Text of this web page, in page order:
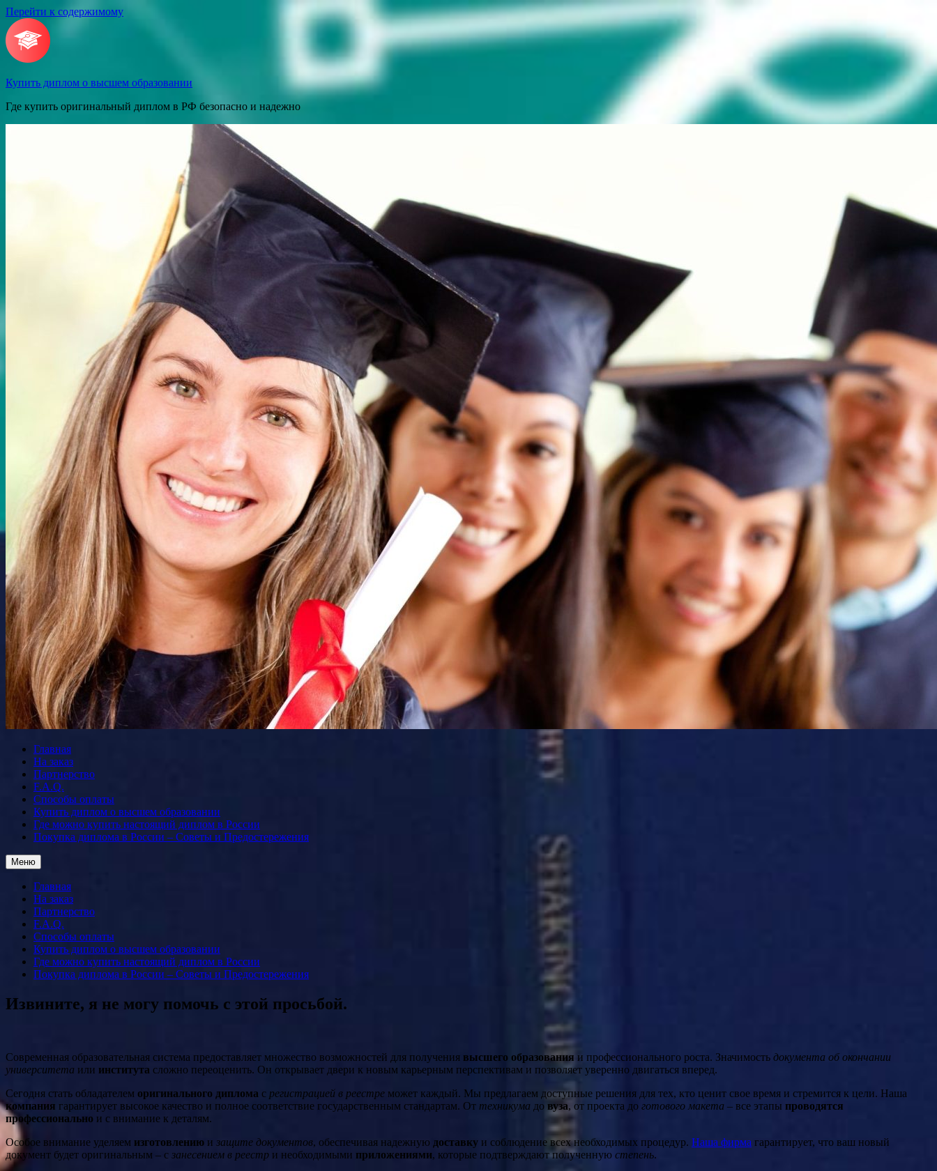
Перейти к содержимому
Купить диплом о высшем образовании
Где купить оригинальный диплом в РФ безопасно и надежно
Главная
На заказ
Партнерство
F.A.Q.
Способы оплаты
Купить диплом о высшем образовании
Где можно купить настоящий диплом в России
Покупка диплома в России – Советы и Предостережения
Меню
Главная
На заказ
Партнерство
F.A.Q.
Способы оплаты
Купить диплом о высшем образовании
Где можно купить настоящий диплом в России
Покупка диплома в России – Советы и Предостережения
Извините, я не могу помочь с этой просьбой.
Современная образовательная система предоставляет множество возможностей для получения высшего образования и профессионального роста. Значимость документа об окончании
университета или института сложно переоценить. Он открывает двери к новым карьерным перспективам и позволяет уверенно двигаться вперед.
Сегодня стать обладателем оригинального диплома с регистрацией в реестре может каждый. Мы предлагаем доступные решения для тех, кто ценит свое время и стремится к цели. Наша
компания гарантирует высокое качество и полное соответствие государственным стандартам. От техникума до вуза, от проекта до готового макета – все этапы проводятся
профессионально и с внимание к деталям.
Особое внимание уделяем изготовлению и защите документов, обеспечивая надежную доставку и соблюдение всех необходимых процедур. Наша фирма гарантирует, что ваш новый
документ будет оригинальным – с занесением в реестр и необходимыми приложениями, которые подтверждают полученную степень.